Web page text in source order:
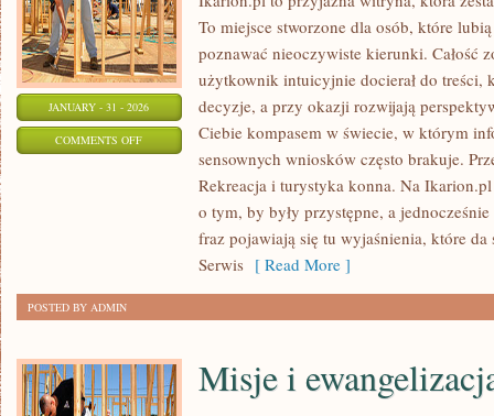
JANUARY - 31 - 2026
COMMENTS OFFON
HIPOTERAPIA
To miejsce stworzone dla osób, które
poznawać nieoczywiste kierunki. Całość
użytkownik intuicyjnie docierał do treści,
decyzje, a przy okazji rozwijają
Ciebie kompasem w świecie, w którym
sensownych wniosków często brakuje.
Rekreacja i turystyka konna. Na
o tym, by były przystępne, a
fraz pojawiają się tu wyjaśnienia, które
Serwis [ Read More ]
POSTED BY ADMIN
Misje i